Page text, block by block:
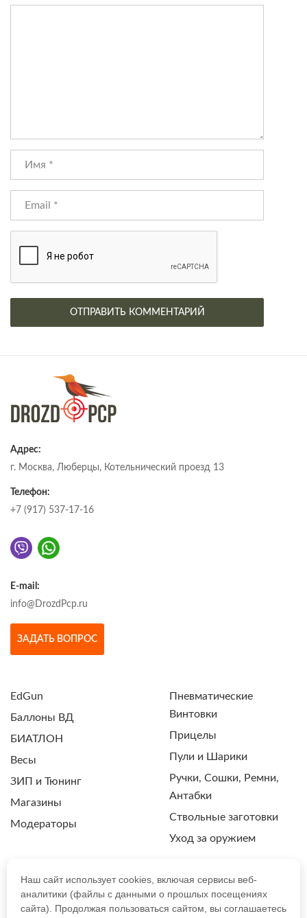
Адрес:
г. Москва, Люберцы, Котельнический проезд 13
Телефон:
+7 (917) 537-17-16
E-mail:
info@DrozdPcp.ru
ЗАДАТЬ ВОПРОС
EdGun
Баллоны ВД
БИАТЛОН
Весы
ЗИП и Тюнинг
Магазины
Модераторы
Пневматические
Винтовки
Прицелы
Пули и Шарики
Ручки, Сошки, Ремни,
Антабки
Ствольные заготовки
Уход за оружием
ПОЛИТИКА КОНФИДЕНЦИАЛЬНОСТИ
Наш сайт использует cookies, включая сервисы веб-
аналитики (файлы с данными о прошлых посещениях
сайта). Продолжая пользоваться сайтом, вы соглашаетесь